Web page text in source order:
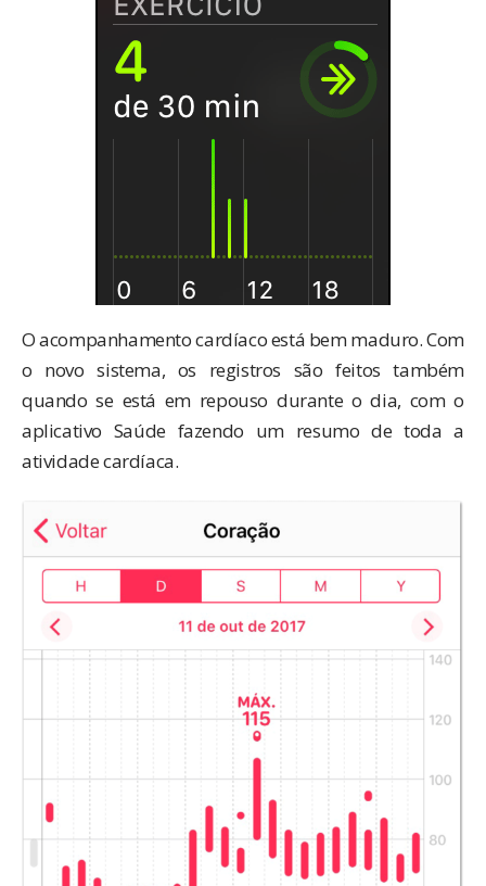
O acompanhamento cardíaco está bem maduro. Com
o novo sistema, os registros são feitos também
quando se está em repouso durante o dia, com o
aplicativo Saúde fazendo um resumo de toda a
atividade cardíaca.